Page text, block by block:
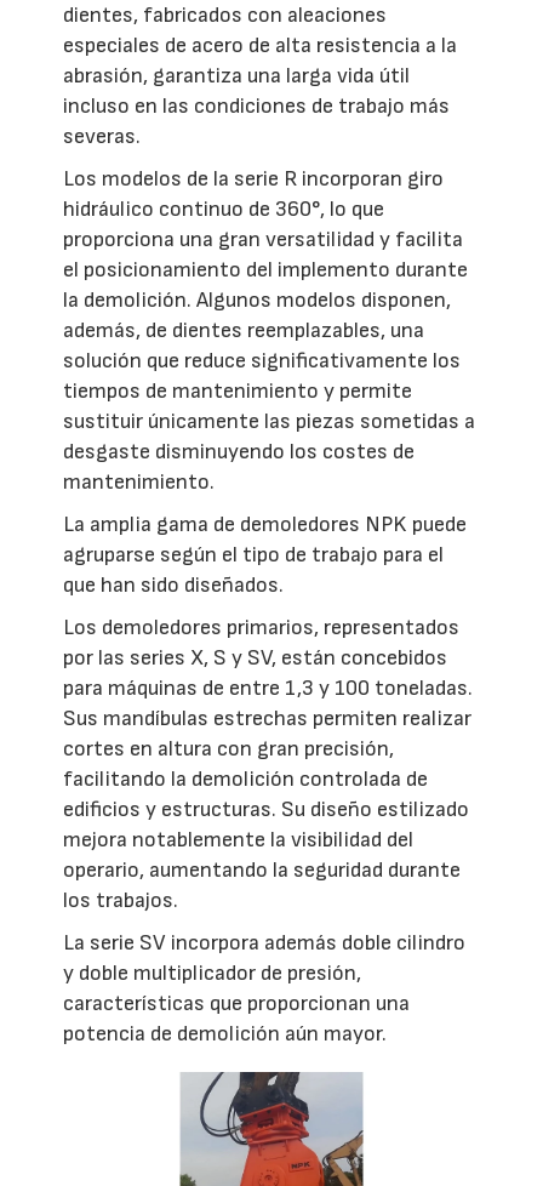
dientes, fabricados con aleaciones
especiales de acero de alta resistencia a la
abrasión, garantiza una larga vida útil
incluso en las condiciones de trabajo más
severas.
Los modelos de la serie R incorporan giro
hidráulico continuo de 360°, lo que
proporciona una gran versatilidad y facilita
el posicionamiento del implemento durante
la demolición. Algunos modelos disponen,
además, de dientes reemplazables, una
solución que reduce significativamente los
tiempos de mantenimiento y permite
sustituir únicamente las piezas sometidas a
desgaste disminuyendo los costes de
mantenimiento.
La amplia gama de demoledores NPK puede
agruparse según el tipo de trabajo para el
que han sido diseñados.
Los demoledores primarios, representados
por las series X, S y SV, están concebidos
para máquinas de entre 1,3 y 100 toneladas.
Sus mandíbulas estrechas permiten realizar
cortes en altura con gran precisión,
facilitando la demolición controlada de
edificios y estructuras. Su diseño estilizado
mejora notablemente la visibilidad del
operario, aumentando la seguridad durante
los trabajos.
La serie SV incorpora además doble cilindro
y doble multiplicador de presión,
características que proporcionan una
potencia de demolición aún mayor.